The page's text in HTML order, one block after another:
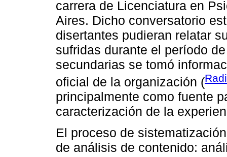
carrera de Licenciatura en
Aires. Dicho conversatorio
disertantes pudieran relatar
sufridas durante el período
secundarias se tomó
oficial de la organización (
principalmente como fuente
caracterización de la
El proceso de
de análisis de contenido: